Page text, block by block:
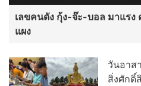
เลขคนดัง กุ้ง-จ๊ะ-บอล มาแรง
แผง
วันอาส
สิ่งศักดิ์